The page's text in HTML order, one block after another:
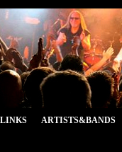
LINKS ARTISTS&BANDS